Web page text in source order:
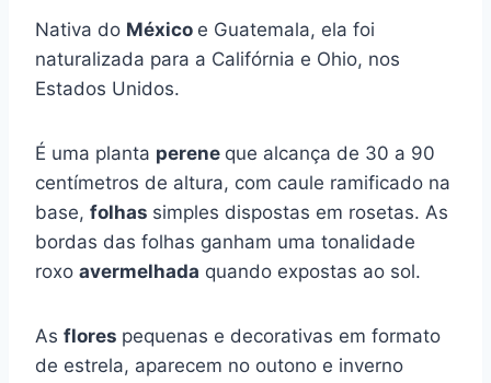
Nativa do México e Guatemala, ela foi
naturalizada para a Califórnia e Ohio, nos
Estados Unidos.
É uma planta perene que alcança de 30 a 90
centímetros de altura, com caule ramificado na
base, folhas simples dispostas em rosetas. As
bordas das folhas ganham uma tonalidade
roxo avermelhada quando expostas ao sol.
As flores pequenas e decorativas em formato
de estrela, aparecem no outono e inverno